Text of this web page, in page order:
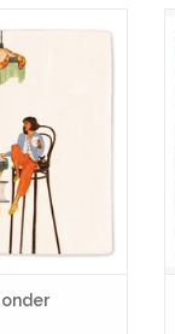
WINKELWAGEN